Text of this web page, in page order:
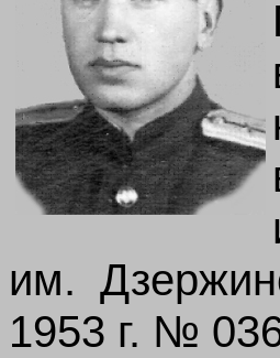
им.
1953 г. №